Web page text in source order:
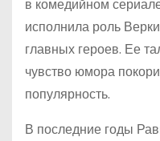
в комедийном
исполнила роль
главных героев. Ее
чувство юмора
популярность.
В последние годы